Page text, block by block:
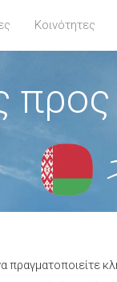
Κοινότητες
πραγματοποιείτε